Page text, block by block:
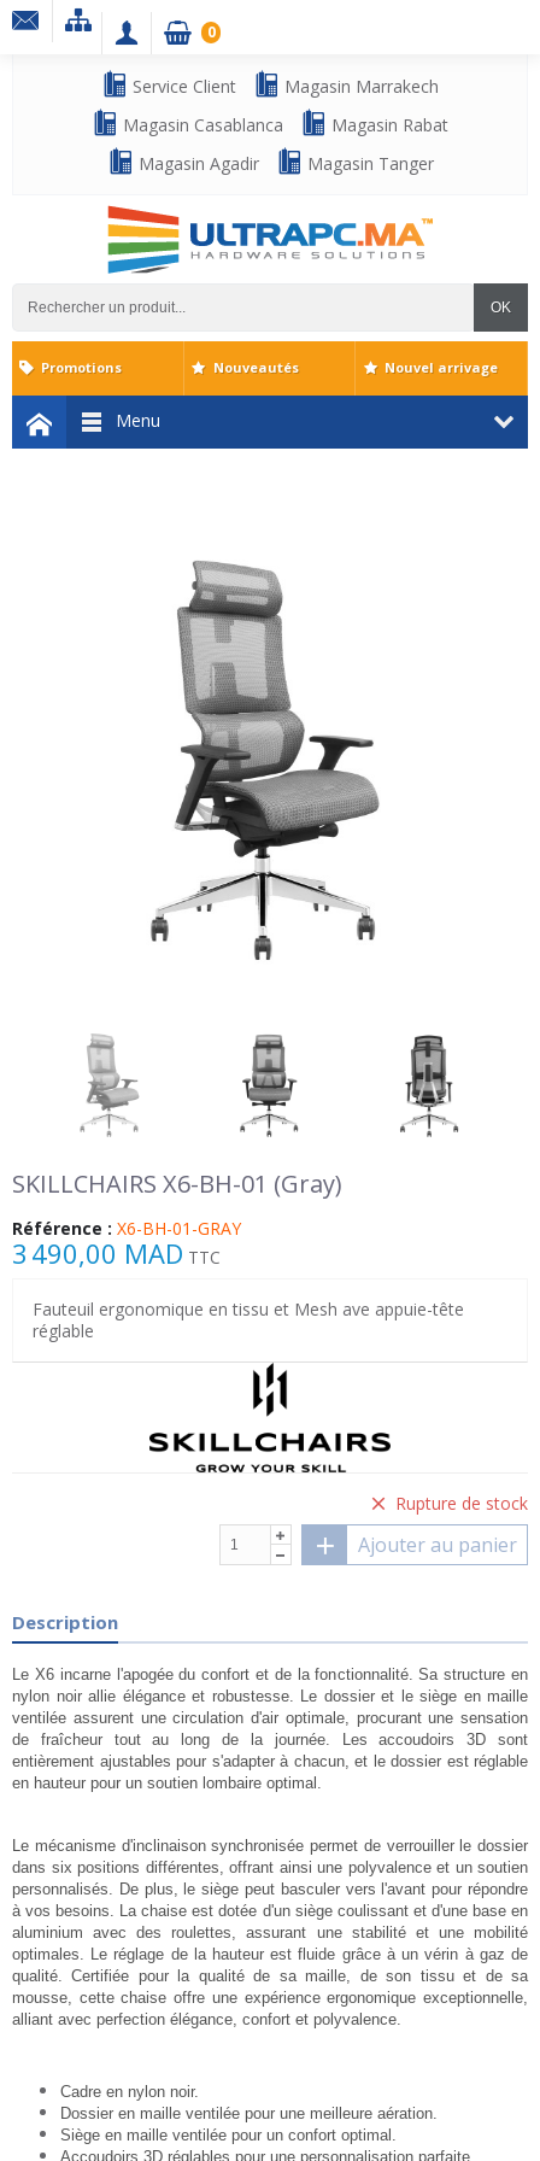
Service Client
Magasin Marrakech
Magasin Casablanca
Magasin Rabat
Magasin Agadir
Magasin Tanger
OK
0
Menu
Promotions Nouveautés Nouvel arrivage
SKILLCHAIRS X6-BH-01 (Gray)
Référence : X6-BH-01-GRAY
3 490,00 MAD TTC
Fauteuil ergonomique en tissu et Mesh ave appuie-tête
réglable
Rupture de stock
Ajouter au panier
Description
Le X6 incarne l'apogée du confort et de la fonctionnalité. Sa structure en
nylon noir allie élégance et robustesse. Le dossier et le siège en maille
ventilée assurent une circulation d'air optimale, procurant une sensation
de fraîcheur tout au long de la journée. Les accoudoirs 3D sont
entièrement ajustables pour s'adapter à chacun, et le dossier est réglable
en hauteur pour un soutien lombaire optimal.
Le mécanisme d'inclinaison synchronisée permet de verrouiller le dossier
dans six positions différentes, offrant ainsi une polyvalence et un soutien
personnalisés. De plus, le siège peut basculer vers l'avant pour répondre
à vos besoins. La chaise est dotée d'un siège coulissant et d'une base en
aluminium avec des roulettes, assurant une stabilité et une mobilité
optimales. Le réglage de la hauteur est fluide grâce à un vérin à gaz de
qualité. Certifiée pour la qualité de sa maille, de son tissu et de sa
mousse, cette chaise offre une expérience ergonomique exceptionnelle,
alliant avec perfection élégance, confort et polyvalence.
Cadre en nylon noir.
Dossier en maille ventilée pour une meilleure aération.
Siège en maille ventilée pour un confort optimal.
Accoudoirs 3D réglables pour une personnalisation parfaite.